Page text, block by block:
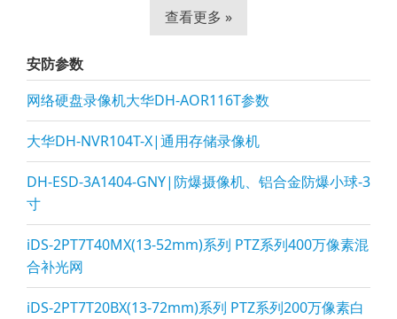
查看更多 »
安防参数
网络硬盘录像机大华DH-AOR116T参数
大华DH-NVR104T-X|通用存储录像机
DH-ESD-3A1404-GNY|防爆摄像机、铝合金防爆小球-3
寸
iDS-2PT7T40MX(13-52mm)系列 PTZ系列400万像素混
合补光网
iDS-2PT7T20BX(13-72mm)系列 PTZ系列200万像素白